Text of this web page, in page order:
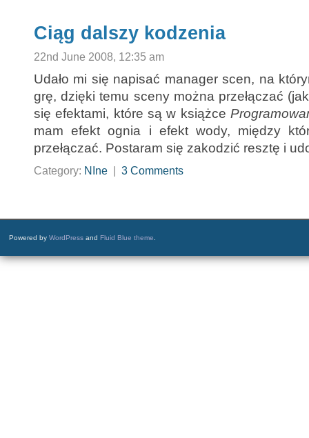
Ciąg dalszy kodzenia
22nd June 2008, 12:35 am
Udało mi się napisać manager scen, na
grę, dzięki temu sceny można przełączać
się efektami, które są w książce
mam efekt ognia i efekt wody, między
przełączać. Postaram się zakodzić resztę i
Category: NIne 3 Comments
Powered by WordPress and Fluid Blue theme